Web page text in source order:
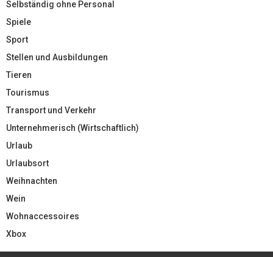
Selbständig ohne Personal
Spiele
Sport
Stellen und Ausbildungen
Tieren
Tourismus
Transport und Verkehr
Unternehmerisch (Wirtschaftlich)
Urlaub
Urlaubsort
Weihnachten
Wein
Wohnaccessoires
Xbox